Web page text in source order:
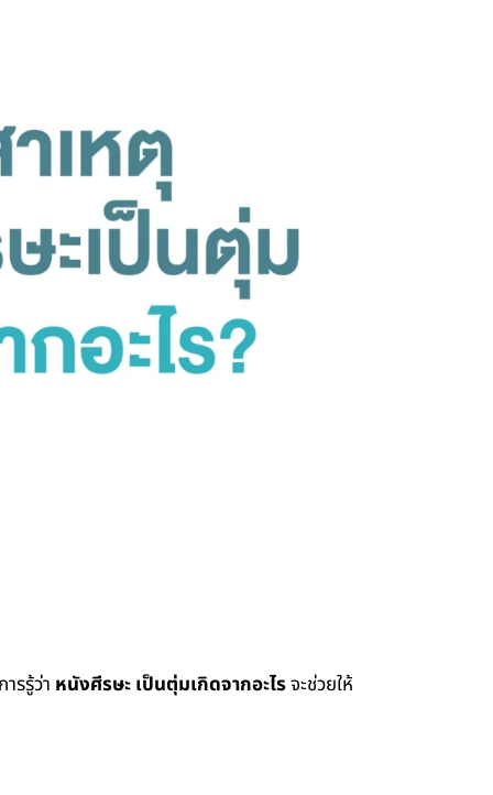
รรู้ว่า หนังศีรษะ เป็นตุ่มเกิดจากอะไรจะช่วยให้